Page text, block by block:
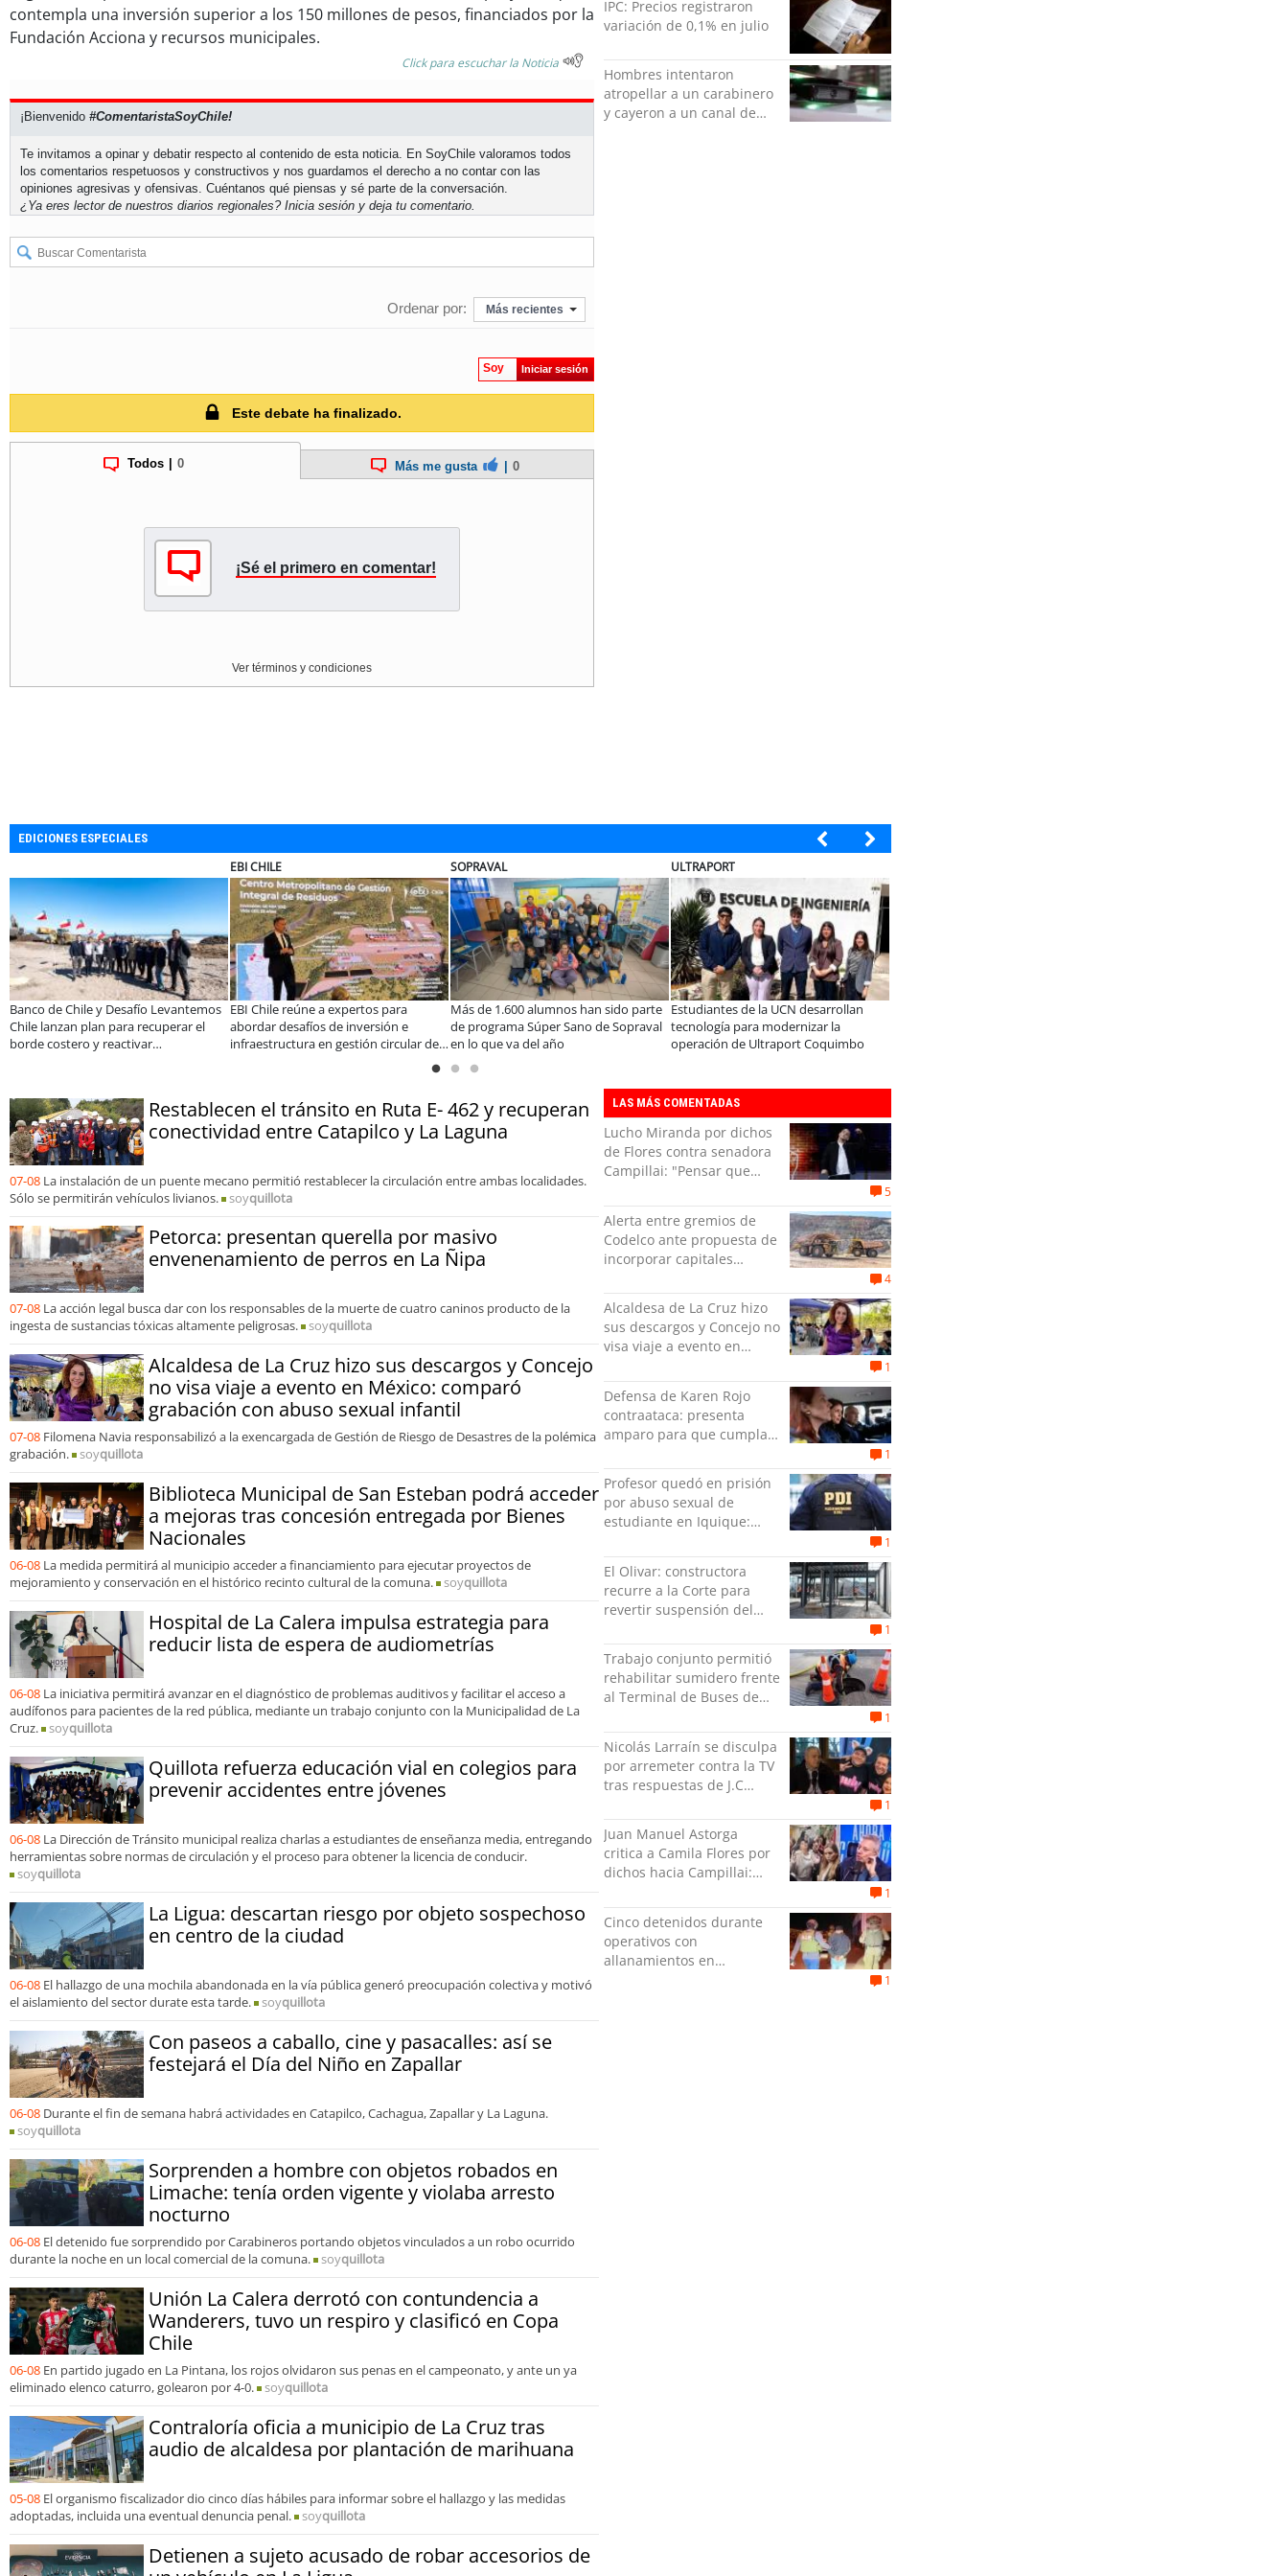
contempla una inversión superior a los 150 millones de pesos, financiados por la
Fundación Acciona y recursos municipales.
Click para escuchar la Noticia
¡Bienvenido #ComentaristaSoyChile!
Te invitamos a opinar y debatir respecto al contenido de esta noticia. En SoyChile valoramos todos
los comentarios respetuosos y constructivos y nos guardamos el derecho a no contar con las
opiniones agresivas y ofensivas. Cuéntanos qué piensas y sé parte de la conversación.
¿Ya eres lector de nuestros diarios regionales? Inicia sesión y deja tu comentario.
Ordenar por: Más recientes
Soy Iniciar sesión
Este debate ha finalizado.
Todos 0 Más me gusta 0
¡Sé el primero en comentar!
Ver términos y condiciones
IPC: Precios registraron
variación de 0,1% en julio
Hombres intentaron
atropellar a un carabinero
y cayeron a un canal de
EDICIONES ESPECIALES
de Chile y Desafío Levantemos
plan para recuperar el
y reactivar
EBI CHILE
EBI Chile reúne a expertos para
abordar desafíos de inversión e
infraestructura en gestión circular de
SOPRAVAL
Más de 1.600 alumnos han sido parte
de programa Súper Sano de Sopraval
en lo que va del año
ULTRAPORT
Estudiantes de la UCN desarrollan
tecnología para modernizar la
operación de Ultraport Coquimbo
Educación y colaboración público-
encuentro reunió a líderes para
Restablecen el tránsito en Ruta E- 462 y recuperan
conectividad entre Catapilco y La Laguna
07-08 La instalación de un puente mecano permitió restablecer la circulación entre ambas localidades.
Sólo se permitirán vehículos livianos.
soyquillota
Petorca: presentan querella por masivo
envenenamiento de perros en La Ñipa
07-08 La acción legal busca dar con los responsables de la muerte de cuatro caninos producto de la
ingesta de sustancias tóxicas altamente peligrosas.
soyquillota
Alcaldesa de La Cruz hizo sus descargos y Concejo
no visa viaje a evento en México: comparó
grabación con abuso sexual infantil
07-08 Filomena Navia responsabilizó a la exencargada de Gestión de Riesgo de Desastres de la polémica
grabación.
soyquillota
Biblioteca Municipal de San Esteban podrá acceder
a mejoras tras concesión entregada por Bienes
Nacionales
06-08 La medida permitirá al municipio acceder a financiamiento para ejecutar proyectos de
mejoramiento y conservación en el histórico recinto cultural de la comuna.
soyquillota
Hospital de La Calera impulsa estrategia para
reducir lista de espera de audiometrías
06-08 La iniciativa permitirá avanzar en el diagnóstico de problemas auditivos y facilitar el acceso a
audífonos para pacientes de la red pública, mediante un trabajo conjunto con la Municipalidad de La
Cruz.
soyquillota
Quillota refuerza educación vial en colegios para
prevenir accidentes entre jóvenes
06-08 La Dirección de Tránsito municipal realiza charlas a estudiantes de enseñanza media, entregando
herramientas sobre normas de circulación y el proceso para obtener la licencia de conducir.
soyquillota
La Ligua: descartan riesgo por objeto sospechoso
en centro de la ciudad
06-08 El hallazgo de una mochila abandonada en la vía pública generó preocupación colectiva y motivó
el aislamiento del sector durate esta tarde.
soyquillota
Con paseos a caballo, cine y pasacalles: así se
festejará el Día del Niño en Zapallar
06-08 Durante el fin de semana habrá actividades en Catapilco, Cachagua, Zapallar y La Laguna.
soyquillota
Sorprenden a hombre con objetos robados en
Limache: tenía orden vigente y violaba arresto
nocturno
06-08 El detenido fue sorprendido por Carabineros portando objetos vinculados a un robo ocurrido
durante la noche en un local comercial de la comuna.
soyquillota
Unión La Calera derrotó con contundencia a
Wanderers, tuvo un respiro y clasificó en Copa
Chile
06-08 En partido jugado en La Pintana, los rojos olvidaron sus penas en el campeonato, y ante un ya
eliminado elenco caturro, golearon por 4-0.
soyquillota
Contraloría oficia a municipio de La Cruz tras
audio de alcaldesa por plantación de marihuana
05-08 El organismo fiscalizador dio cinco días hábiles para informar sobre el hallazgo y las medidas
adoptadas, incluida una eventual denuncia penal.
soyquillota
Detienen a sujeto acusado de robar accesorios de
LAS MÁS COMENTADAS
Lucho Miranda por dichos
de Flores contra senadora
Campillai: "Pensar que
es una forma de quitar
dignidad"
5
Alerta entre gremios de
Codelco ante propuesta de
incorporar capitales
4
Alcaldesa de La Cruz hizo
sus descargos y Concejo no
visa viaje a evento en
grabación con abuso
sexual infantil
1
Defensa de Karen Rojo
contraataca: presenta
amparo para que cumpla
libertad
1
Profesor quedó en prisión
por abuso sexual de
estudiante en Iquique:
1
El Olivar: constructora
recurre a la Corte para
revertir suspensión del
1
Trabajo conjunto permitió
rehabilitar sumidero frente
al Terminal de Buses de
1
Nicolás Larraín se disculpa
por arremeter contra la TV
tras respuestas de J.C
1
Juan Manuel Astorga
critica a Camila Flores por
dichos hacia Campillai:
ser un elogio"
1
Cinco detenidos durante
operativos con
allanamientos en
1